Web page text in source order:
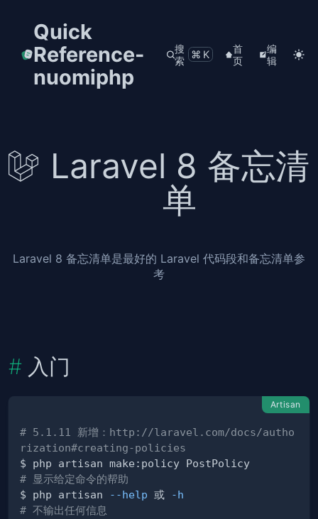
Quick
Reference-
nuomiphp
搜
索
⌘K
首
页
编
辑
Laravel 8 备忘清
单
Laravel 8 备忘清单是最好的 Laravel 代码段和备忘清单参
考
入门
Artisan
# 5.1.11 新增：http://laravel.com/docs/autho
rization#creating-policies
# 显示给定命令的帮助
$ php artisan
--help 或
-h
# 不输出任何信息